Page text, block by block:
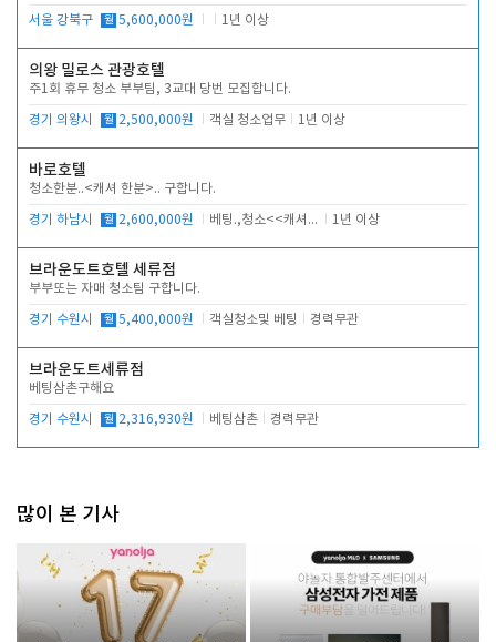
서울 강북구 월 5,600,000원 1년 이상
의왕 밀로스 관광호텔
주1회 휴무 청소 부부팀, 3교대 당번 모집합니다.
경기 의왕시 월 2,500,000원 객실 청소업무 1년 이상
바로호텔
청소한분..<캐셔 한분>.. 구합니다.
경기 하남시 월 2,600,000원 베팅.,청소<<캐셔 모셔봅니다. 1년 이상
브라운도트호텔 세류점
부부또는 자매 청소팀 구합니다.
경기 수원시 월 5,400,000원 객실청소및 베팅 경력무관
브라운도트세류점
베팅삼촌구해요
경기 수원시 월 2,316,930원 베팅삼촌 경력무관
많이 본 기사